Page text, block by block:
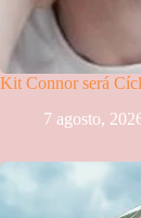
Kit Connor será
7 agosto,